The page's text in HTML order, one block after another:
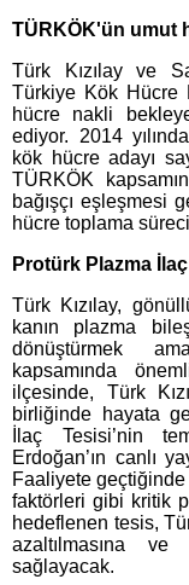
TÜRKÖK'ün umut
Türk Kızılay ve
Türkiye Kök Hücre
hücre nakli
ediyor. 2014
kök hücre adayı
TÜRKÖK
bağışçı eşleşmesi
hücre toplama
Protürk Plazma İlaç
Türk Kızılay,
kanın plazma
dönüştürmek
kapsamında
ilçesinde, Türk
birliğinde hayata
İlaç Tesisi’nin
Erdoğan’ın canlı
Faaliyete geçtiğinde
faktörleri gibi kritik
hedeflenen tesis,
azaltılmasına
sağlayacak.